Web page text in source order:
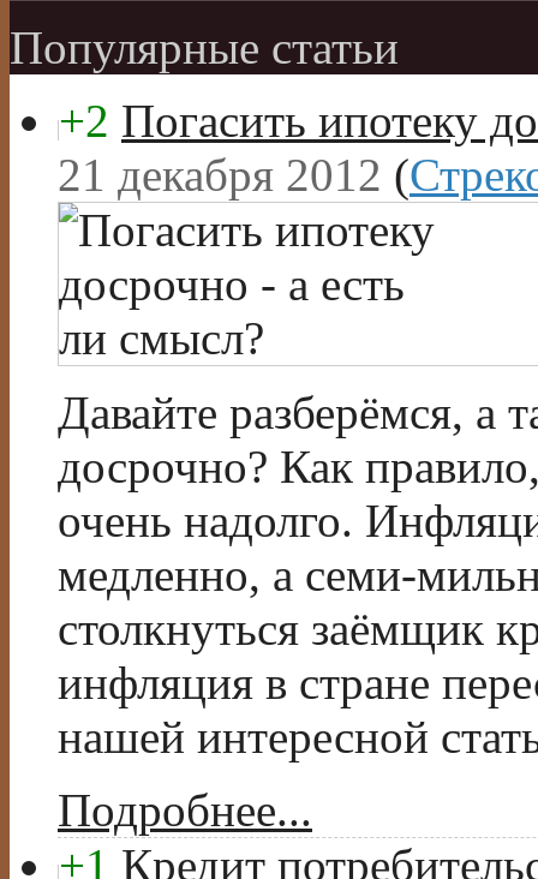
Популярные статьи
+2 Погасить ипотеку
21 декабря 2012 (
Давайте разберёмся, а
досрочно? Как
очень надолго.
медленно, а семи-
столкнуться заёмщик
инфляция в стране
нашей интересной
Подробнее...
+1 Кредит